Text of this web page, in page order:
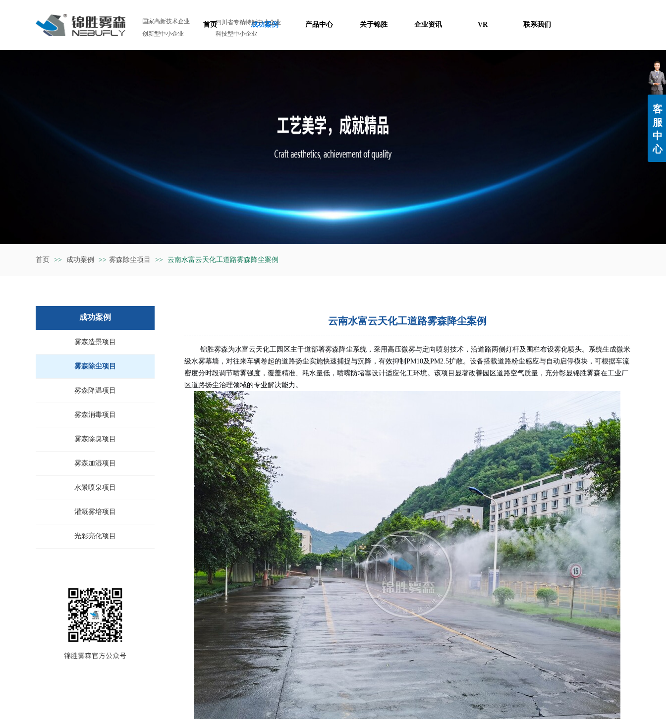
国家高新技术企业
四川省专精特新中小企业
创新型中小企业
科技型中小企业
首页 成功案例 产品中心 关于锦胜 企业资讯 VR 联系我们
首页 >> 成功案例 >> 雾森除尘项目 >> 云南水富云天化工道路雾森降尘案例
成功案例
雾森造景项目
雾森除尘项目
雾森降温项目
雾森消毒项目
雾森除臭项目
雾森加湿项目
水景喷泉项目
灌溉雾培项目
光彩亮化项目
云南水富云天化工道路雾森降尘案例
锦胜雾森为水富云天化工园区主干道部署雾森降尘系统，采用高压微雾与定向喷射技术，沿道路两侧灯杆及围栏布设雾化喷头。系统生成微米
级水雾幕墙，对往来车辆卷起的道路扬尘实施快速捕捉与沉降，有效抑制PM10及PM2.5扩散。设备搭载道路粉尘感应与自动启停模块，可根据车流
密度分时段调节喷雾强度，覆盖精准、耗水量低，喷嘴防堵塞设计适应化工环境。该项目显著改善园区道路空气质量，充分彰显锦胜雾森在工业厂
区道路扬尘治理领域的专业解决能力。
客
服
中
心